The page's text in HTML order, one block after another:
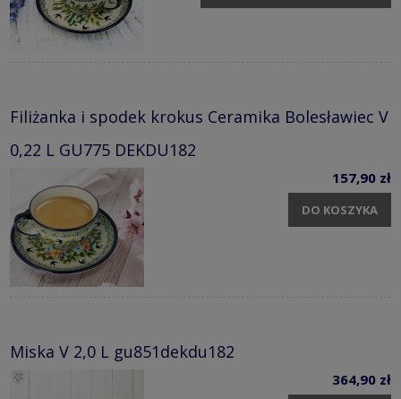
Filiżanka i spodek krokus Ceramika Bolesławiec V
0,22 L GU775 DEKDU182
157,90 zł
DO KOSZYKA
Miska V 2,0 L gu851dekdu182
364,90 zł